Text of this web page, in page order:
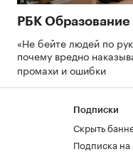
РБК Образование
«Не бейте людей по
почему вредно
промахи и ошибки
Подписки
Скрыть
Подписка